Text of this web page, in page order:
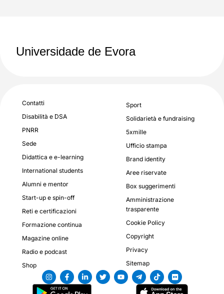
Universidade de Evora
Contatti
Disabilità e DSA
PNRR
Sede
Didattica e e-learning
International students
Alumni e mentor
Start-up e spin-off
Reti e certificazioni
Formazione continua
Magazine online
Radio e podcast
Shop
Sport
Solidarietà e fundraising
5xmille
Ufficio stampa
Brand identity
Aree riservate
Box suggerimenti
Amministrazione
trasparente
Cookie Policy
Copyright
Privacy
Sitemap